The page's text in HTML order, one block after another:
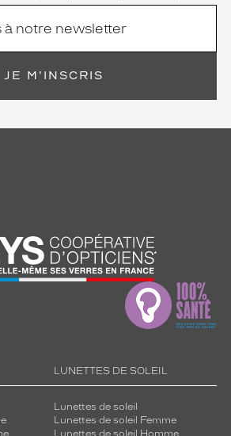
JE M'INSCRIS
LUNETTES DE SOLEIL
Lunettes de soleil
Lunettes de soleil Femme
Lunettes de soleil Homme